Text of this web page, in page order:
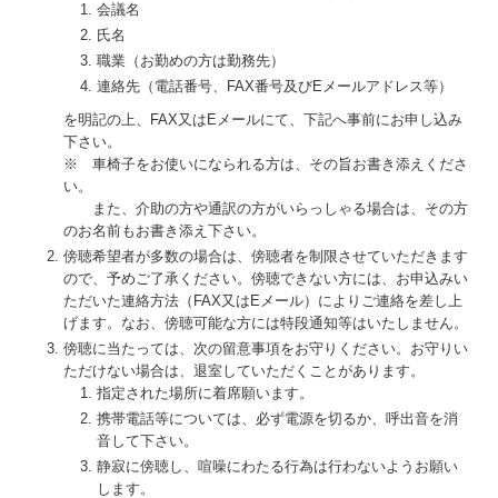
会議名
氏名
職業（お勤めの方は勤務先）
連絡先（電話番号、FAX番号及びEメールアドレス等）
を明記の上、FAX又はEメールにて、下記へ事前にお申し込み
下さい。
※ 車椅子をお使いになられる方は、その旨お書き添えくださ
い。
また、介助の方や通訳の方がいらっしゃる場合は、その方
のお名前もお書き添え下さい。
傍聴希望者が多数の場合は、傍聴者を制限させていただきます
ので、予めご了承ください。傍聴できない方には、お申込みい
ただいた連絡方法（FAX又はEメール）によりご連絡を差し上
げます。なお、傍聴可能な方には特段通知等はいたしません。
傍聴に当たっては、次の留意事項をお守りください。お守りい
ただけない場合は、退室していただくことがあります。
指定された場所に着席願います。
携帯電話等については、必ず電源を切るか、呼出音を消
音して下さい。
静寂に傍聴し、喧噪にわたる行為は行わないようお願い
します。